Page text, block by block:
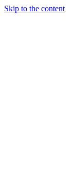
Skip to the content